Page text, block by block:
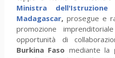
Ministra
Madagascar,prosegue e
promozione
opportunità di
Burkina Faso mediante la